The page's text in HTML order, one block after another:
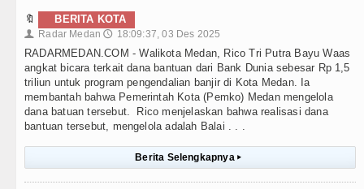
🔖 BERITA KOTA
👤 Radar Medan 🕔 18:09:37, 03 Des 2025
RADARMEDAN.COM - Walikota Medan, Rico Tri Putra Bayu Waas
angkat bicara terkait dana bantuan dari Bank Dunia sebesar Rp 1,5
triliun untuk program pengendalian banjir di Kota Medan. Ia
membantah bahwa Pemerintah Kota (Pemko) Medan mengelola
dana batuan tersebut. Rico menjelaskan bahwa realisasi dana
bantuan tersebut, mengelola adalah Balai . . .
Berita Selengkapnya ▸